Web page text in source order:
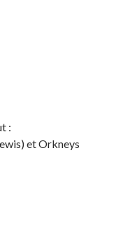
:
et Orkneys